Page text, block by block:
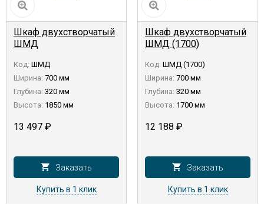
Шкаф двухстворчатый
ШМД
Код: ШМД
Ширина: 700 мм
Глубина: 320 мм
Высота: 1850 мм
13 497 ₽
Заказать
Купить в 1 клик
Шкаф двухстворчатый
ШМД (1700)
Код: ШМД (1700)
Ширина: 700 мм
Глубина: 320 мм
Высота: 1700 мм
12 188 ₽
Заказать
Купить в 1 клик